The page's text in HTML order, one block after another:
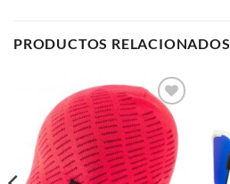
PRODUCTOS RELACIONADOS
Add to
wishlist